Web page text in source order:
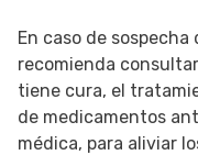
En caso de
recomienda
tiene cura, el
de medicamentos
médica, para aliviar